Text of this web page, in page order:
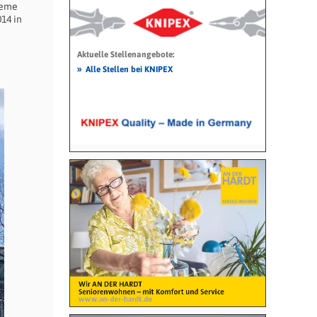
in
Aktuelle Stellenangebote:
» Alle Stellen bei KNIPEX